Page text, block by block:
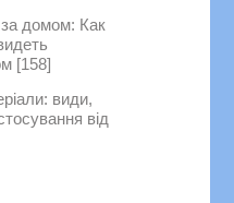
домом: Как
[158]
види,
від